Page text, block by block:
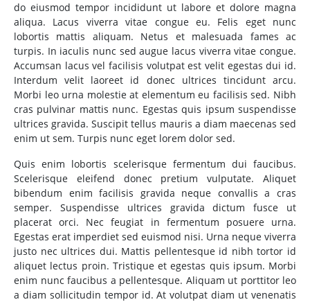
do eiusmod tempor incididunt ut labore et dolore magna
aliqua. Lacus viverra vitae congue eu. Felis eget nunc
lobortis mattis aliquam. Netus et malesuada fames ac
turpis. In iaculis nunc sed augue lacus viverra vitae congue.
Accumsan lacus vel facilisis volutpat est velit egestas dui id.
Interdum velit laoreet id donec ultrices tincidunt arcu.
Morbi leo urna molestie at elementum eu facilisis sed. Nibh
cras pulvinar mattis nunc. Egestas quis ipsum suspendisse
ultrices gravida. Suscipit tellus mauris a diam maecenas sed
enim ut sem. Turpis nunc eget lorem dolor sed.
Quis enim lobortis scelerisque fermentum dui faucibus.
Scelerisque eleifend donec pretium vulputate. Aliquet
bibendum enim facilisis gravida neque convallis a cras
semper. Suspendisse ultrices gravida dictum fusce ut
placerat orci. Nec feugiat in fermentum posuere urna.
Egestas erat imperdiet sed euismod nisi. Urna neque viverra
justo nec ultrices dui. Mattis pellentesque id nibh tortor id
aliquet lectus proin. Tristique et egestas quis ipsum. Morbi
enim nunc faucibus a pellentesque. Aliquam ut porttitor leo
a diam sollicitudin tempor id. At volutpat diam ut venenatis